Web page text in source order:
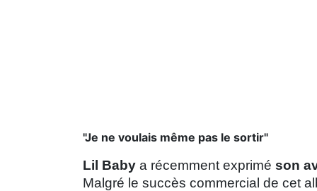
"Je ne voulais même pas le sortir"
Lil Baby a récemment exprimé son
Malgré le succès commercial de cet